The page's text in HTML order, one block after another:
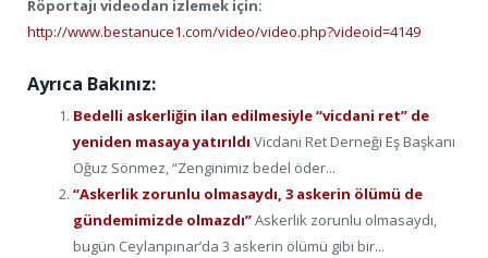
Röportajı videodan izlemek için:
http://www.bestanuce1.com/video/video.php?videoid=4149
Ayrıca Bakınız:
Bedelli askerliğin ilan edilmesiyle “vicdani ret” de
yeniden masaya yatırıldı Vicdani Ret Derneği Eş Başkanı
Oğuz Sönmez, “Zenginimiz bedel öder...
“Askerlik zorunlu olmasaydı, 3 askerin ölümü de
gündemimizde olmazdı”Askerlik zorunlu olmasaydı,
bugün Ceylanpınar’da 3 askerin ölümü gibi bir...